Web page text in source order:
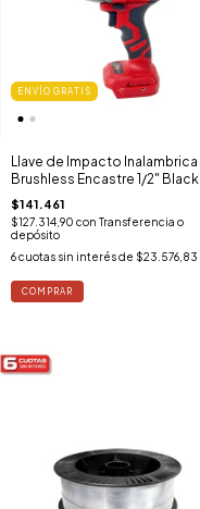
ENVÍO GRATIS
Llave de Impacto Inalambrica
Brushless Encastre 1/2" Black
Panther HBLLI350
$141.461
$127.314,90 con Transferencia o
depósito
6cuotas sin interés de $23.576,83